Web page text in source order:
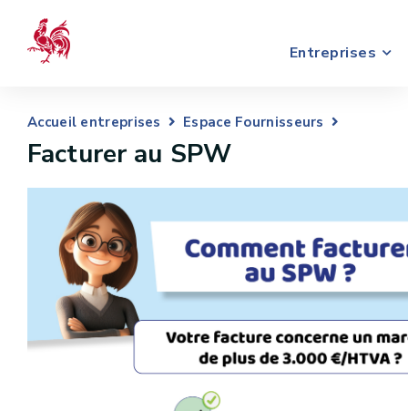
Entreprises
Accueil entreprises Espace Fournisseurs
Facturer au SPW